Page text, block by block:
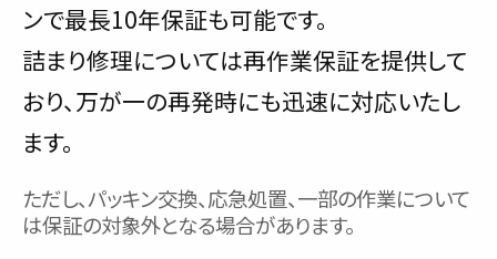
ンで最長10年保証も可能です。
詰まり修理については再作業保証を提供して
おり、万が一の再発時にも迅速に対応いたし
ます。
ただし、パッキン交換、応急処置、一部の作業について
は保証の対象外となる場合があります。